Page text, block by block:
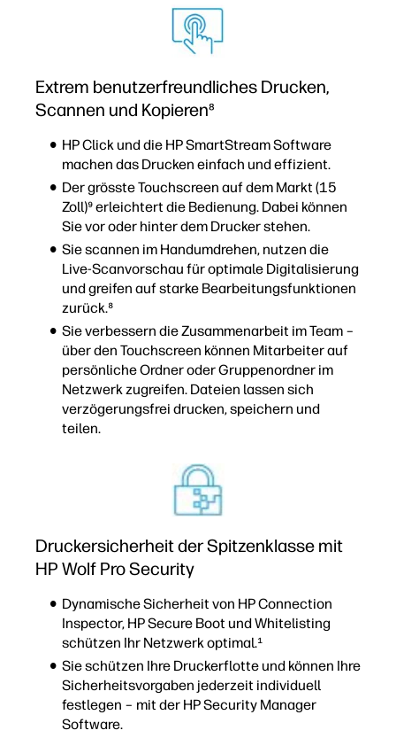
Extrem benutzerfreundliches Drucken,
Scannen und Kopieren⁸
HP Click und die HP SmartStream Software
machen das Drucken einfach und effizient.
Der grösste Touchscreen auf dem Markt (15
Zoll)⁹ erleichtert die Bedienung. Dabei können
Sie vor oder hinter dem Drucker stehen.
Sie scannen im Handumdrehen, nutzen die
Live-Scanvorschau für optimale Digitalisierung
und greifen auf starke Bearbeitungsfunktionen
zurück.⁸
Sie verbessern die Zusammenarbeit im Team –
über den Touchscreen können Mitarbeiter auf
persönliche Ordner oder Gruppenordner im
Netzwerk zugreifen. Dateien lassen sich
verzögerungsfrei drucken, speichern und
teilen.
Druckersicherheit der Spitzenklasse mit
HP Wolf Pro Security
Dynamische Sicherheit von HP Connection
Inspector, HP Secure Boot und Whitelisting
schützen Ihr Netzwerk optimal.¹
Sie schützen Ihre Druckerflotte und können Ihre
Sicherheitsvorgaben jederzeit individuell
festlegen – mit der HP Security Manager
Software.